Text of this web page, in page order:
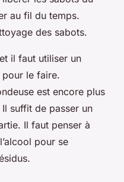
au fil du temps.
des sabots.
il faut utiliser un
le faire.
est encore plus
suffit de passer un
Il faut penser à
pour se